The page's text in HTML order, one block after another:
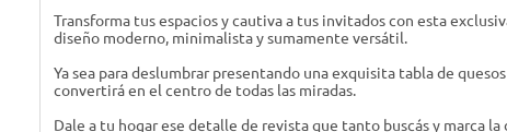
Transforma tus espacios y cautiva a tus invitados con esta
diseño moderno, minimalista y sumamente versátil.
Ya sea para deslumbrar presentando una exquisita tabla de
convertirá en el centro de todas las miradas.
Dale a tu hogar ese detalle de revista que tanto buscás y marca